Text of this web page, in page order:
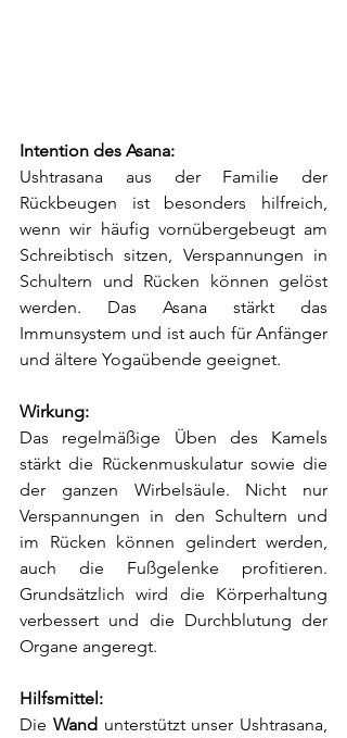
Intention des Asana:
Ushtrasana aus der Familie der
Rückbeugen ist besonders hilfreich,
wenn wir häufig vornübergebeugt am
Schreibtisch sitzen, Verspannungen in
Schultern und Rücken können gelöst
werden. Das Asana stärkt das
Immunsystem und ist auch für Anfänger
und ältere Yogaübende geeignet.
Wirkung:
Das regelmäßige Üben des Kamels
stärkt die Rückenmuskulatur sowie die
der ganzen Wirbelsäule. Nicht nur
Verspannungen in den Schultern und
im Rücken können gelindert werden,
auch die Fußgelenke profitieren.
Grundsätzlich wird die Körperhaltung
verbessert und die Durchblutung der
Organe angeregt.
Hilfsmittel:
Die Wand unterstützt unser Ushtrasana,